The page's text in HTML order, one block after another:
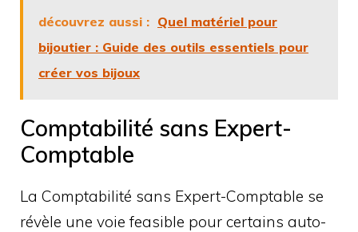
découvrez aussi : Quel matériel pour
bijoutier : Guide des outils essentiels pour
créer vos bijoux
Comptabilité sans Expert-
Comptable
La Comptabilité sans Expert-Comptable se
révèle une voie feasible pour certains auto-